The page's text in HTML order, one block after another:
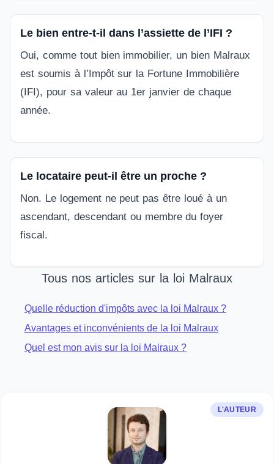
Le bien entre-t-il dans l’assiette de l’IFI ?
Oui, comme tout bien immobilier, un bien Malraux
est soumis à l’Impôt sur la Fortune Immobilière
(IFI), pour sa valeur au 1er janvier de chaque
année.
Le locataire peut-il être un proche ?
Non. Le logement ne peut pas être loué à un
ascendant, descendant ou membre du foyer
fiscal.
Tous nos articles sur la loi Malraux
Quelle réduction d'impôts avec la loi Malraux ?
Avantages et inconvénients de la loi Malraux
Quel est mon avis sur la loi Malraux ?
L'AUTEUR